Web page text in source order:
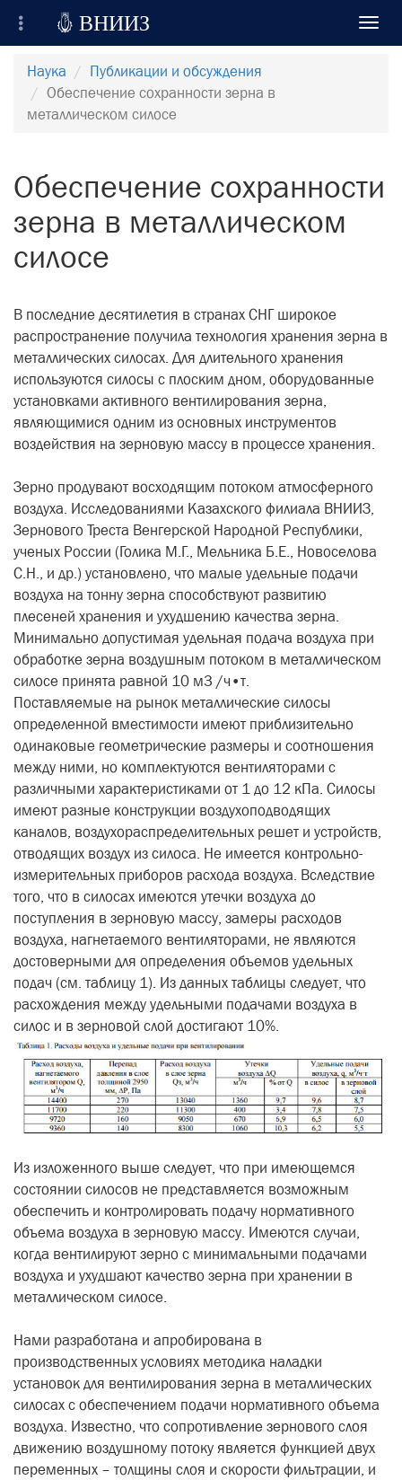
Всероссийский Научно-Исследовательский
Институт Зерна и продуктов его переработки
Регистрация
 ВНИИЗ
Наука
Публикации и обсуждения
Обеспечение сохранности зерна в
металлическом силосе
Обеспечение сохранности
зерна в металлическом
силосе
В последние десятилетия в странах СНГ широкое
распространение получила технология хранения зерна в
металлических силосах. Для длительного хранения
используются силосы с плоским дном, оборудованные
установками активного вентилирования зерна,
являющимися одним из основных инструментов
воздействия на зерновую массу в процессе хранения.
Зерно продувают восходящим потоком атмосферного
воздуха. Исследованиями Казахского филиала ВНИИЗ,
Зернового Треста Венгерской Народной Республики,
ученых России (Голика М.Г., Мельника Б.Е., Новоселова
С.Н., и др.) установлено, что малые удельные подачи
воздуха на тонну зерна способствуют развитию
плесеней хранения и ухудшению качества зерна.
Минимально допустимая удельная подача воздуха при
обработке зерна воздушным потоком в металлическом
силосе принята равной 10 м3 /ч•т.
Поставляемые на рынок металлические силосы
определенной вместимости имеют приблизительно
одинаковые геометрические размеры и соотношения
между ними, но комплектуются вентиляторами с
различными характеристиками от 1 до 12 кПа. Силосы
имеют разные конструкции воздухоподводящих
каналов, воздухораспределительных решет и устройств,
отводящих воздух из силоса. Не имеется контрольно-
измерительных приборов расхода воздуха. Вследствие
того, что в силосах имеются утечки воздуха до
поступления в зерновую массу, замеры расходов
воздуха, нагнетаемого вентиляторами, не являются
достоверными для определения объемов удельных
подач (см. таблицу 1). Из данных таблицы следует, что
расхождения между удельными подачами воздуха в
силос и в зерновой слой достигают 10%.
Из изложенного выше следует, что при имеющемся
состоянии силосов не представляется возможным
обеспечить и контролировать подачу нормативного
объема воздуха в зерновую массу. Имеются случаи,
когда вентилируют зерно с минимальными подачами
воздуха и ухудшают качество зерна при хранении в
металлическом силосе.
Нами разработана и апробирована в
производственных условиях методика наладки
установок для вентилирования зерна в металлических
силосах с обеспечением подачи нормативного объема
воздуха. Известно, что сопротивление зернового слоя
движению воздушному потоку является функцией двух
переменных – толщины слоя и скорости фильтрации, и